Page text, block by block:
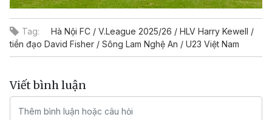
Tag:
Hà Nội FC / V.League 2025/26 / HLV Harry Kewell /
tiền đạo David Fisher / Sông Lam Nghệ An / U23 Việt Nam
Viết bình luận